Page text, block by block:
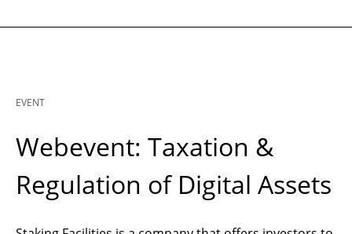
EVENT
Webevent: Taxation &
Regulation of Digital Assets